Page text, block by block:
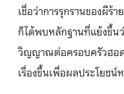
เชื่อว่าการรุกรานของผีร้
ก็ได้พบหลักฐานที่แย้งขึ้น
วิญญาณต่อครอบครัวฮอ
เรื่องขึ้นเพื่อผลประโยชน์